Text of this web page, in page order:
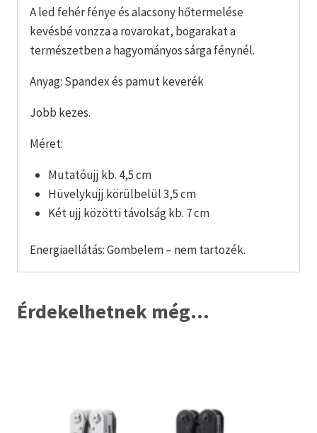
A led fehér fénye és alacsony hőtermelése
kevésbé vonzza a rovarokat, bogarakat a
természetben a hagyományos sárga fénynél.
Anyag: Spandex és pamut keverék
Jobb kezes.
Méret:
Mutatóujj kb. 4,5 cm
Hüvelykujj körülbelül 3,5 cm
Két ujj közötti távolság kb. 7 cm
Energiaellátás: Gombelem – nem tartozék.
Érdekelhetnek még…